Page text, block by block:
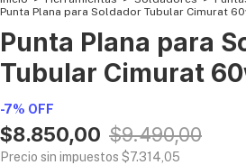
Punta Plana para Soldador Tubular Cimurat
Punta Plana para
Tubular Cimurat
-7% OFF
$8.850,00 $9.490,00
Precio sin impuestos $7.314,05